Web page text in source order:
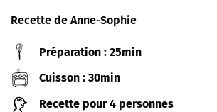
Recette de Anne-Sophie
Préparation : 25min
Cuisson : 30min
Recette pour 4 personnes